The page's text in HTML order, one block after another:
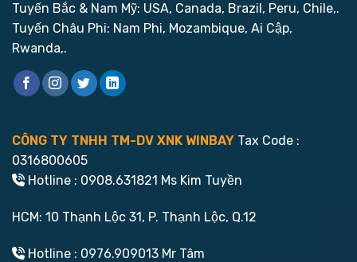
Tuyến Bắc & Nam Mỹ: USA, Canada, Brazil, Peru, Chile,.
Tuyến Châu Phi: Nam Phi, Mozambique, Ai Cập,
Rwanda,.
CÔNG TY TNHH TM-DV XNK WINBAY Tax Code :
0316800605
Hotline : 0908.631821 Ms Kim Tuyền
HCM: 10 Thạnh Lộc 31, P. Thạnh Lộc, Q.12
Hotline : 0976.909013 Mr Tâm